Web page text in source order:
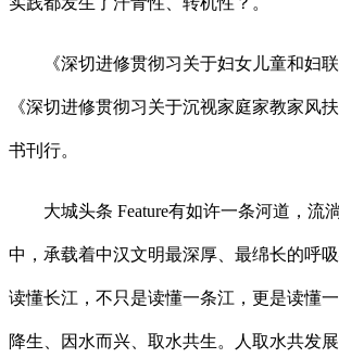
《深切进修贯彻习关于妇女儿童和妇联
《深切进修贯彻习关于沉视家庭家教家风
书刊行。
大城头条 Feature有如许一条河道，流
中，承载着中汉文明最深厚、最绵长的呼
读懂长江，不只是读懂一条江，更是读懂
降生、因水而兴、取水共生。人取水共发